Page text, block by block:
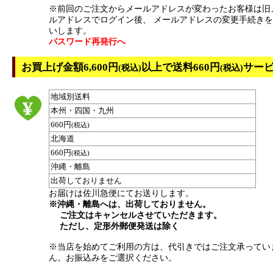
※前回のご注文からメールアドレスが変わったお客様は旧
ルアドレスでログイン後、 メールアドレスの変更手続き
いします。
パスワード再発行へ
お買上げ金額6,600円(税込)以上で送料660円(税込)サー
地域別送料
本州・四国・九州
660円(税込)
北海道
660円(税込)
沖縄・離島
出荷しておりません
お届けは佐川急便にてお送りします。
※沖縄・離島へは、出荷しておりません。
ご注文はキャンセルさせていただきます。
ただし、定形外郵便発送は除く
※当店を始めてご利用の方は、代引きではご注文承ってい
ん。お振込みをご選択ください。